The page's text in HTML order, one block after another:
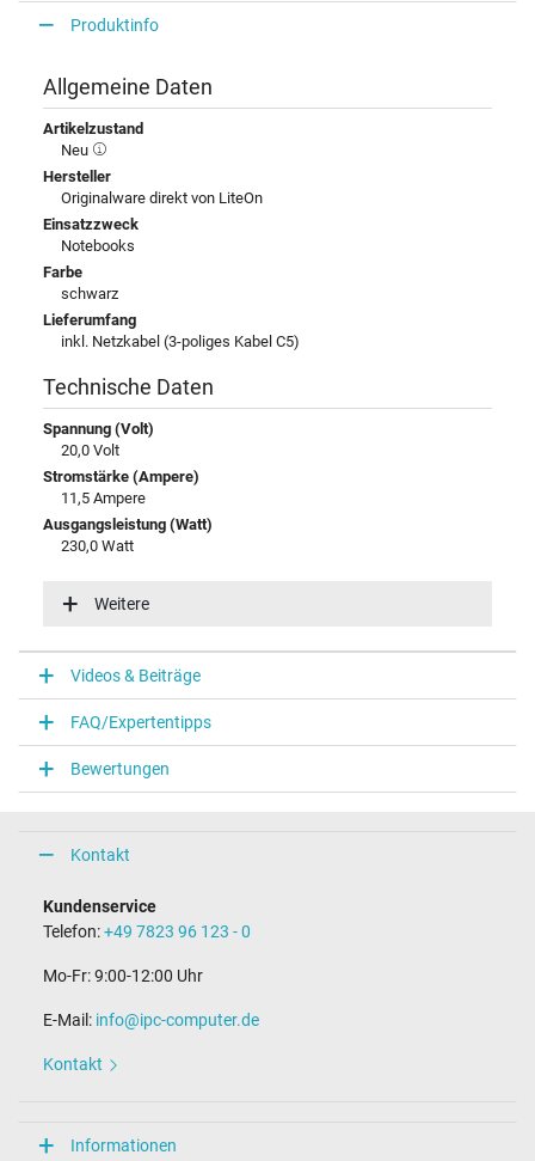
Produktinfo
Allgemeine Daten
Artikelzustand
Neu
Hersteller
Originalware direkt von LiteOn
Einsatzzweck
Notebooks
Farbe
schwarz
Lieferumfang
inkl. Netzkabel (3-poliges Kabel C5)
Technische Daten
Spannung (Volt)
20,0 Volt
Stromstärke (Ampere)
11,5 Ampere
Ausgangsleistung (Watt)
230,0 Watt
100-240V / 50-60Hz
Notebook Stecker
Steckertyp / -form
rund / 90° abgewinkelt
Steckerlänge (mm)
10,0 mm
5,5 mm / 2,5 mm
Maße
Länge / Breite / Höhe
Prüfsiegel
Weitere
Videos & Beiträge
FAQ/Expertentipps
Bewertungen
Kontakt
Kundenservice
Telefon:+49 7823 96 123 - 0
Mo-Fr: 9:00-12:00 Uhr
E-Mail: info@ipc-computer.de
Kontakt
Informationen